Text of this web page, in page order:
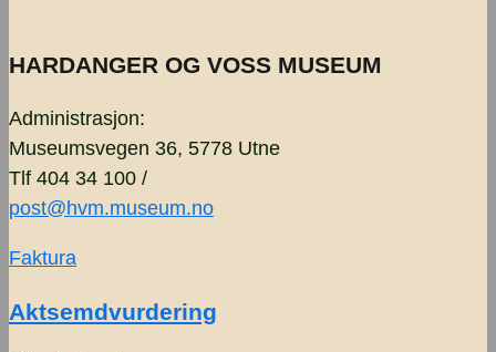
HARDANGER OG VOSS MUSEUM
Administrasjon:
Museumsvegen 36, 5778 Utne
Tlf 404 34 100 /
post@hvm.museum.no
Faktura
Aktsemdvurdering